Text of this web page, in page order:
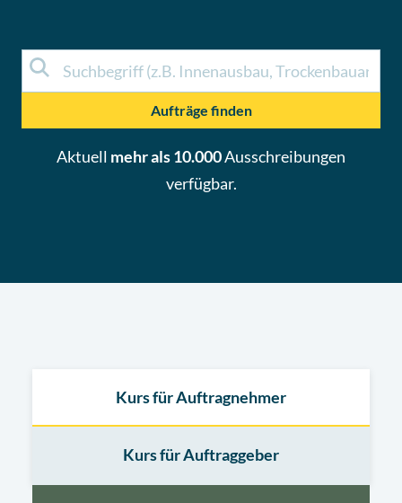
Aufträge finden
Aktuell mehr als 10.000Ausschreibungen
verfügbar.
Kurs für Auftragnehmer
Kurs für Auftraggeber